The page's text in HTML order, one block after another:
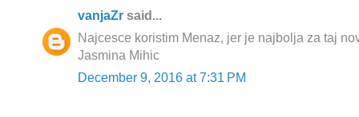
vanjaZr said...
Najcesce koristim Menaz, jer je najbolja za taj
Jasmina Mihic
December 9, 2016 at 7:31 PM